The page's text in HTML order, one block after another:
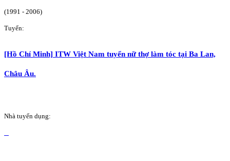
(1991 - 2006)
Tuyển:
[Hồ Chí Minh] ITW Việt Nam tuyển nữ thợ làm tóc tại Ba Lan,
Châu Âu.
Nhà tuyển dụng: